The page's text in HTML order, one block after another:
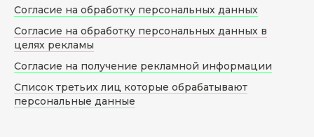
Согласие на обработку персональных данных
Согласие на обработку персональных данных в
целях рекламы
Согласие на получение рекламной информации
Список третьих лиц которые обрабатывают
персональные данные